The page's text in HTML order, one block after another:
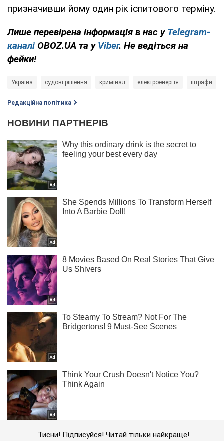
призначивши йому один рік іспитового терміну.
Лише перевірена інформація в нас у Telegram-
каналі OBOZ.UA та у Viber. Не ведіться на
фейки!
Україна судові рішення кримінал електроенергія штрафи
Редакційна політика
Тисни! Підписуйся! Читай тільки найкраще!